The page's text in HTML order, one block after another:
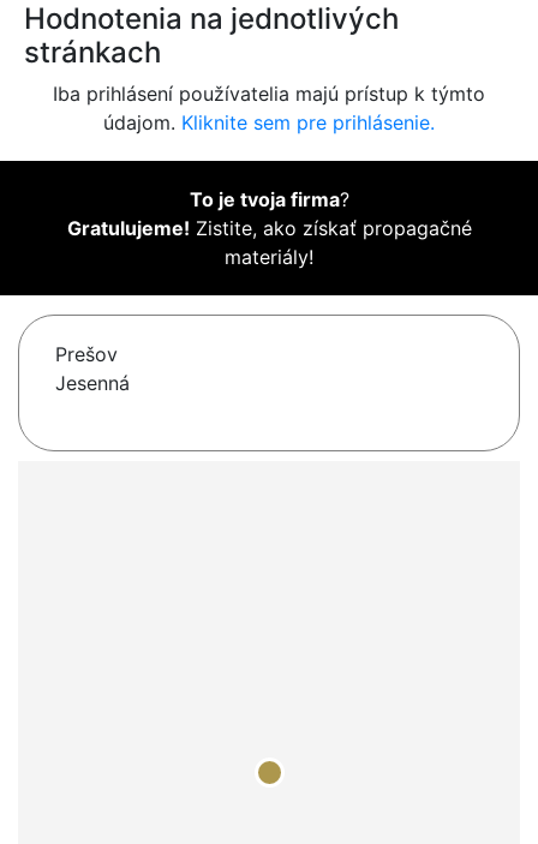
Hodnotenia na jednotlivých
stránkach
Iba prihlásení používatelia majú prístup k týmto
údajom. Kliknite sem pre prihlásenie.
To je tvoja firma?
Gratulujeme! Zistite, ako získať propagačné
materiály!
Prešov
Jesenná